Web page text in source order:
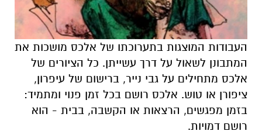
העבודות המוצגות בתערוכתו של אלכס מושכות את
המתבונן לשאול על דרך עשייתן. כל הציורים של
אלכס מתחילים על גבי נייר, ברישום של עיפרון,
ציפורן או טוש. אלכס רושם בכל זמן פנוי ומתמיד:
בזמן מפגשים, הרצאות או הקשבה, בבית - הוא
רושם דמויות.